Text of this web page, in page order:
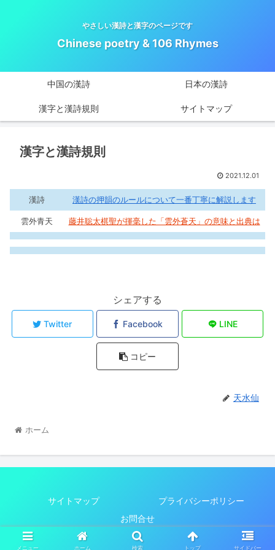
やさしい漢詩と漢字のページです
Chinese poetry & 106 Rhymes
中国の漢詩 日本の漢詩
漢字と漢詩規則 サイトマップ
漢字と漢詩規則
2021.12.01
漢詩 漢詩の押韻のルールについて一番丁寧に解説します
雲外青天 藤井聡太棋聖が揮毫した「雲外蒼天」の意味と出典は
シェアする
Twitter Facebook LINE
コピー
天水仙
ホーム
サイトマップ
プライバシーポリシー
お問合せ
© 2021 Chinese poetry & 106 Rhymes.
メニュー ホーム 検索 トップ サイドバー